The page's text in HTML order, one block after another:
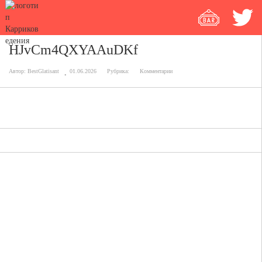
HJvCm4QXYAAuDKf
Автор: BestGlatisant 01.06.2026 Рубрика: Комментарии